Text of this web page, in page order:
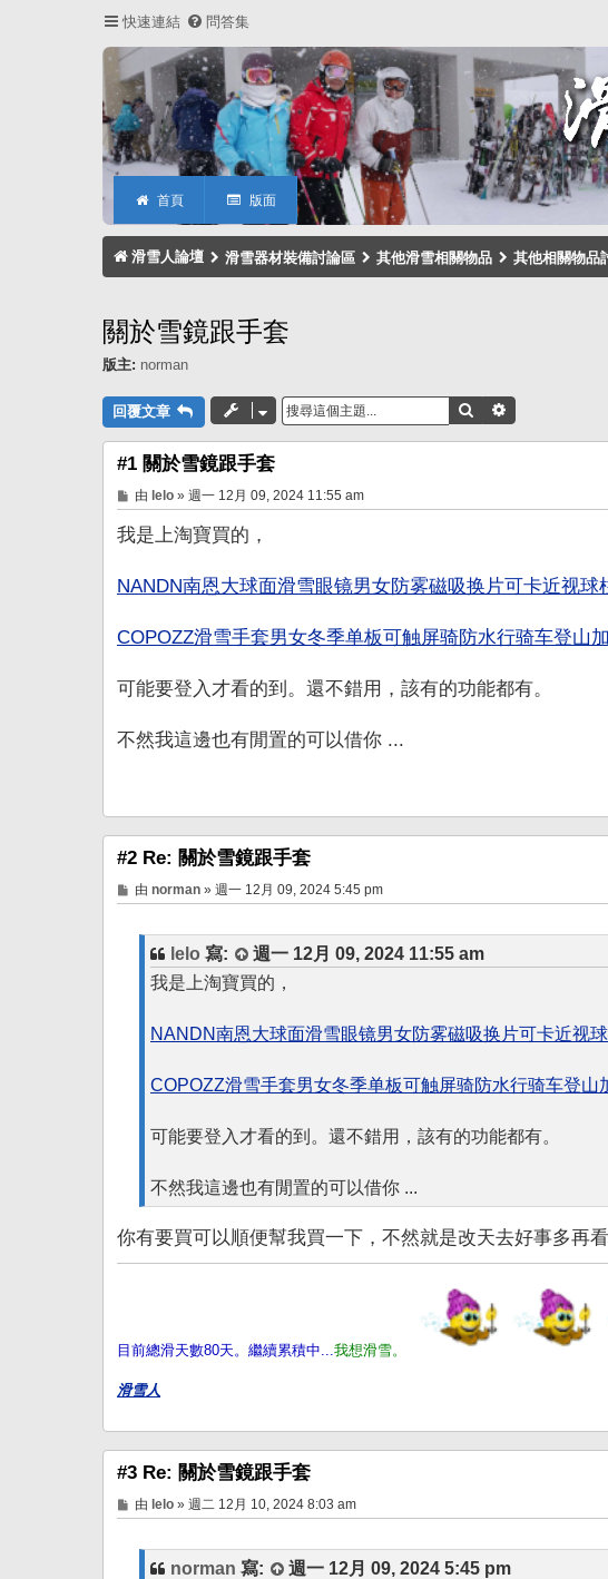
快速連結 問答集
首頁 版面
滑雪人論壇 滑雪器材裝備討論區 其他滑雪相關物品 其他相關物品
關於雪鏡跟手套
版主: norman
回覆文章 搜尋
#1 關於雪鏡跟手套
文
章
由 lelo» 週一 12月 09, 2024 11:55 am
我是上淘寶買的，
NANDN南恩大球面滑雪眼镜男女防雾磁吸换片可卡近视球
COPOZZ滑雪手套男女冬季单板可触屏骑防水行骑车登山
可能要登入才看的到。還不錯用，該有的功能都有。
不然我這邊也有閒置的可以借你 ...
#2 Re: 關於雪鏡跟手套
文
章
由 norman» 週一 12月 09, 2024 5:45 pm
lelo 寫:
週一 12月 09, 2024 11:55 am
我是上淘寶買的，
NANDN南恩大球面滑雪眼镜男女防雾磁吸换片可卡近视
COPOZZ滑雪手套男女冬季单板可触屏骑防水行骑车登山
可能要登入才看的到。還不錯用，該有的功能都有。
不然我這邊也有閒置的可以借你 ...
你有要買可以順便幫我買一下，不然就是改天去好事多再
目前總滑天數80天。繼續累積中... 我想滑雪。
滑雪人
#3 Re: 關於雪鏡跟手套
文
章
由 lelo» 週二 12月 10, 2024 8:03 am
norman 寫:
週一 12月 09, 2024 5:45 pm